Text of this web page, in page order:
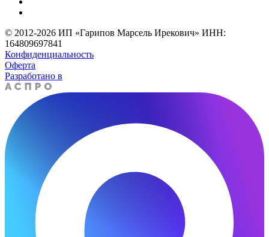
© 2012-2026 ИП «Гарипов Марсель Ирекович» ИНН:
164809697841
Конфиденциальность
Оферта
Разработано в